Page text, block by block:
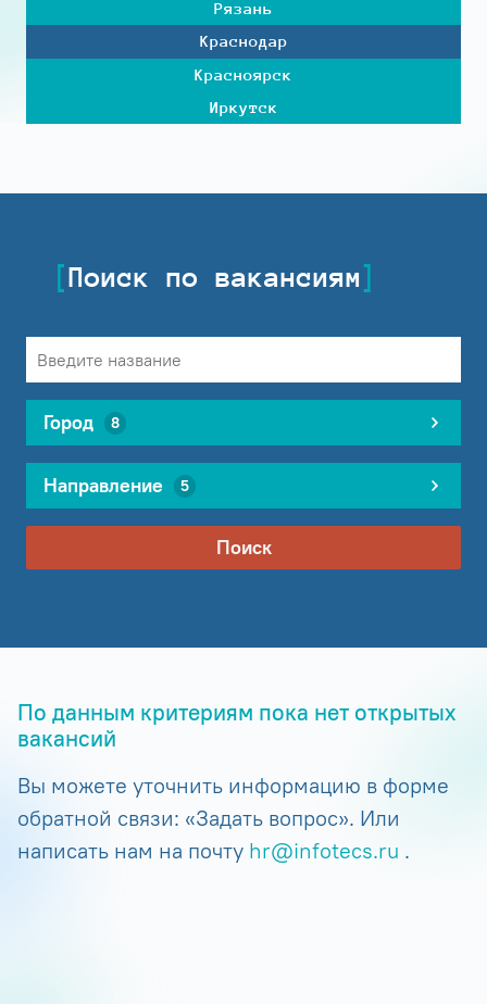
Рязань
Краснодар
Красноярск
Иркутск
Поиск по вакансиям
Город 8
Направление 5
Поиск
По данным критериям пока нет открытых
вакансий
Вы можете уточнить информацию в форме
обратной связи: «Задать вопрос». Или
написать нам на почту hr@infotecs.ru .